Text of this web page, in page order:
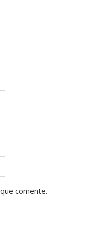
comente.